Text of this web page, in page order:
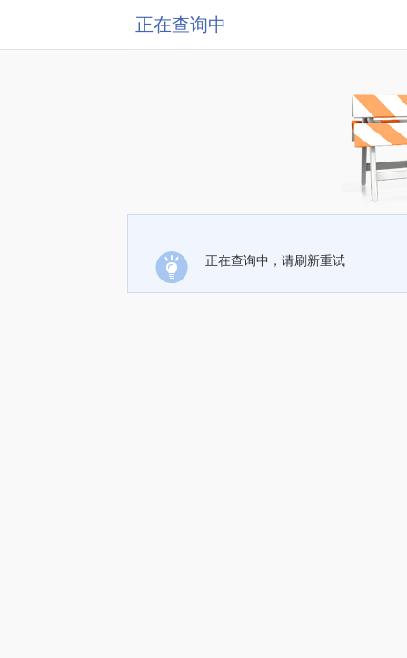
正在查询中
正在查询中，请刷新重试